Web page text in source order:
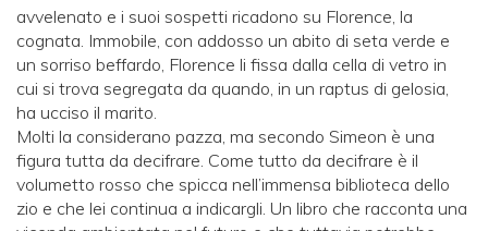
avvelenato e i suoi sospetti ricadono su Florence, la
cognata. Immobile, con addosso un abito di seta verde e
un sorriso beffardo, Florence li fissa dalla cella di vetro in
cui si trova segregata da quando, in un raptus di gelosia,
ha ucciso il marito.
Molti la considerano pazza, ma secondo Simeon è una
figura tutta da decifrare. Come tutto da decifrare è il
volumetto rosso che spicca nell’immensa biblioteca dello
zio e che lei continua a indicargli. Un libro che racconta una